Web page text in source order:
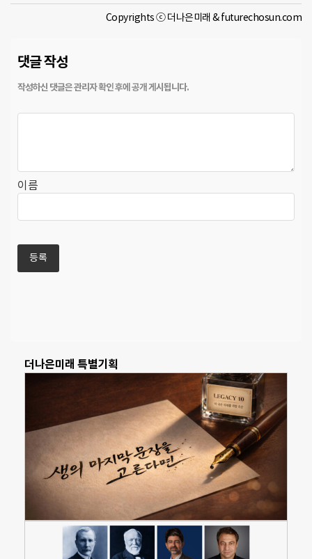
Copyrights ⓒ 더나은미래 & futurechosun.com
댓글 작성
이름
더나은미래 특별기획